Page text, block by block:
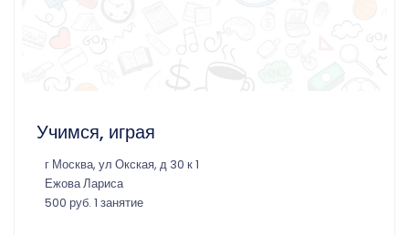
Учимся, играя
г Москва, ул Окская, д 30 к 1
Ежова Лариса
500 руб. 1 занятие